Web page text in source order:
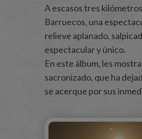
A escasos tres
Barruecos, una
relieve aplanado,
espectacular y único.
En este álbum, les
sacronizado, que ha
se acerque por sus